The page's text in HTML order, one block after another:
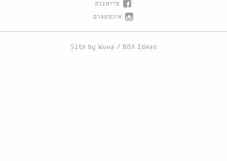
פייסבוק
אינסטגרם
Site by Wuwa / BOA Ideas